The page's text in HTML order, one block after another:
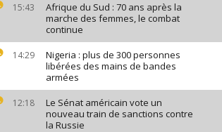
15:43
Afrique du Sud : 70 ans après la
marche des femmes, le combat
continue
14:29
Nigeria : plus de 300 personnes
libérées des mains de bandes
armées
12:18
Le Sénat américain vote un
nouveau train de sanctions contre
la Russie